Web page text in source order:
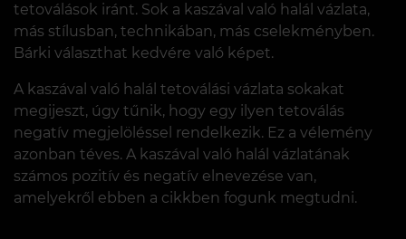
tetoválások iránt. Sok a kaszával való halál vázlata,
más stílusban, technikában, más cselekményben.
Bárki választhat kedvére való képet.
A kaszával való halál tetoválási vázlata sokakat
megijeszt, úgy tűnik, hogy egy ilyen tetoválás
negatív megjelöléssel rendelkezik. Ez a vélemény
azonban téves. A kaszával való halál vázlatának
számos pozitív és negatív elnevezése van,
amelyekről ebben a cikkben fogunk megtudni.